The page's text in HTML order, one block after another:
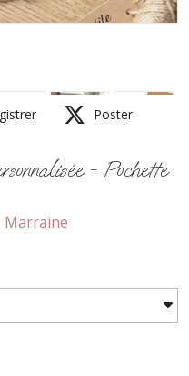
Poster
- Pochette
Marraine